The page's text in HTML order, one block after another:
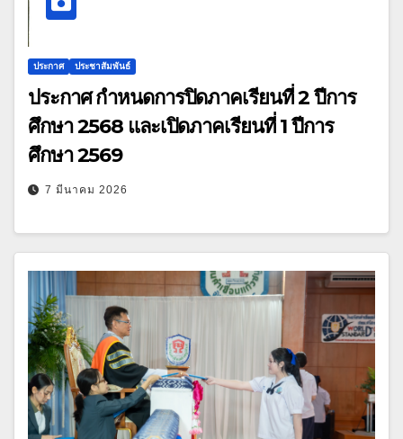
ประกาศ ประชาสัมพันธ์
ประกาศ กำหนดการปิดภาคเรียนที่ 2 ปีการ
ศึกษา 2568 และเปิดภาคเรียนที่ 1 ปีการ
ศึกษา 2569
7 มีนาคม 2026